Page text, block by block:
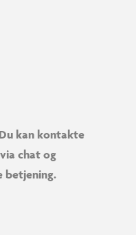
kan kontakte
chat og
betjening.